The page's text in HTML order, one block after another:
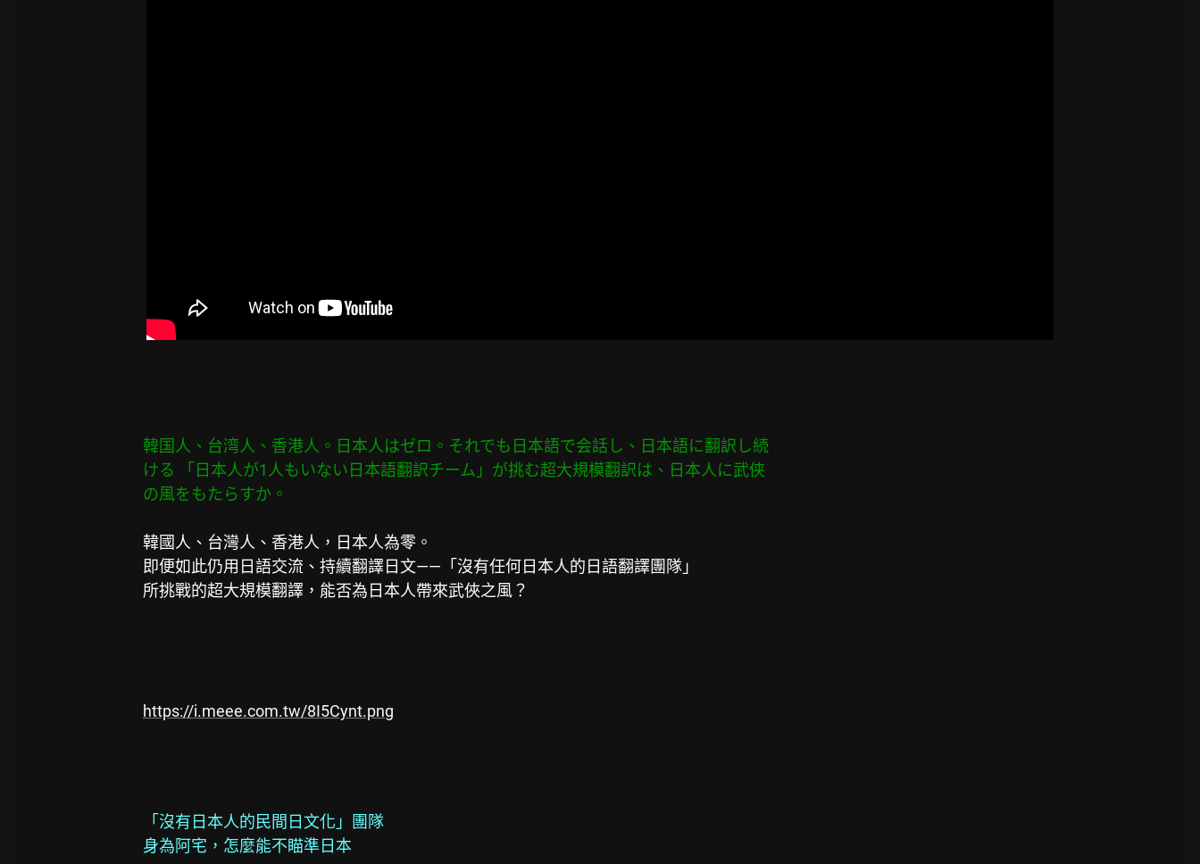
韓国人、台湾人、香港人。日本人はゼロ。それでも日本語で会話し、日本語に翻訳し続
ける 「日本人が1人もいない日本語翻訳チーム」が挑む超大規模翻訳は、日本人に武侠
の風をもたらすか。
韓國人、台灣人、香港人，日本人為零。
即便如此仍用日語交流、持續翻譯日文——「沒有任何日本人的日語翻譯團隊」
所挑戰的超大規模翻譯，能否為日本人帶來武俠之風？
https://i.meee.com.tw/8I5Cynt.png
「沒有日本人的民間日文化」團隊
身為阿宅，怎麼能不瞄準日本